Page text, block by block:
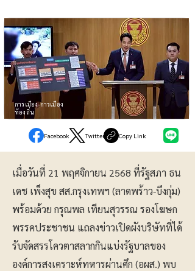
การเมือง-การเมือง
ท้องถิ่น
Facebook Twitter Copy Link
เมื่อวันที่ 21 พฤศจิกายน 2568 ที่รัฐสภา ธน
เดช เพ็งสุข สส.กรุงเทพฯ (ลาดพร้าว-บึงกุ่ม)
พร้อมด้วย กรุณพล เทียนสุวรรณ รองโฆษก
พรรคประชาชน แถลงข่าวเปิดผังบริษัทที่ได้
รับจัดสรรโควตาสลากกินแบ่งรัฐบาลของ
องค์การสงเคราะห์ทหารผ่านศึก (อผส.) พบ